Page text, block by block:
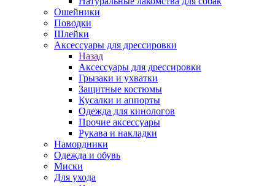
Ошейники
Поводки
Шлейки
Аксессуары для дрессировки
Назад
Аксессуары для дрессировки
Грызаки и ухватки
Защитные костюмы
Кусалки и аппорты
Одежда для кинологов
Прочие аксессуары
Рукава и накладки
Намордники
Одежда и обувь
Миски
Для ухода